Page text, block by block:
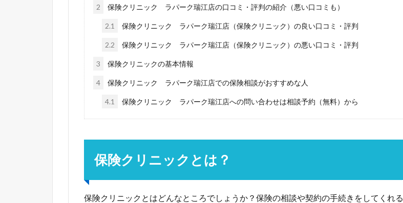
2
保険クリニック ラパーク瑞江店の口コミ・評判の紹介（悪い口コミも）
2.1 保険クリニック ラパーク瑞江店（保険クリニック）の良い口コミ・評判
2.2 保険クリニック ラパーク瑞江店（保険クリニック）の悪い口コミ・評判
3 保険クリニックの基本情報
4 保険クリニック ラパーク瑞江店での保険相談がおすすめな人
4.1 保険クリニック ラパーク瑞江店への問い合わせは相談予約（無料）から
保険クリニックとは？
保険クリニックとはどんなところでしょうか？保険の相談や契約の手続きをしてくれる